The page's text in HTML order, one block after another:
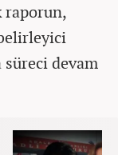
raporun,
devam